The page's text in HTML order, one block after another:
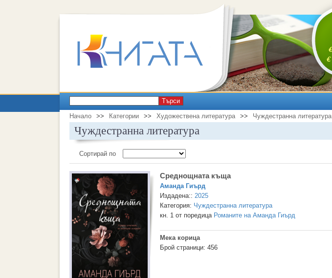
Търси
Начало >> Категории >> Художествена литература >> Чуждестранна литература
Чуждестранна литература
Сортирай по
Среднощната къща
Аманда Гиърд
Издадена:: 2025
Категория: Чуждестранна литература
кн. 1 от поредица Романите на Аманда Гиърд
Мека корица
Брой страници: 456